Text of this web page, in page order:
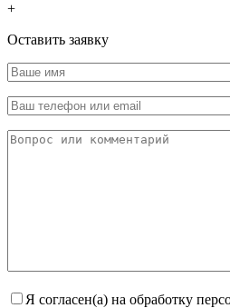
+
Оставить заявку
Я согласен(а) на обработку